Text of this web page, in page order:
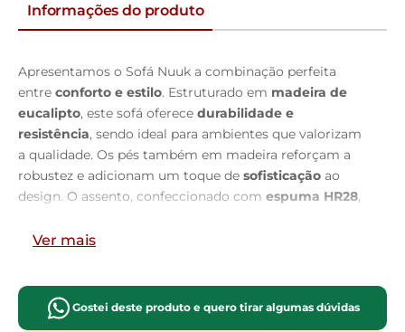
Informações do produto
Apresentamos o Sofá Nuuk a combinação perfeita
entre conforto e estilo. Estruturado em madeira de
eucalipto, este sofá oferece durabilidade e
resistência, sendo ideal para ambientes que valorizam
a qualidade. Os pés também em madeira reforçam a
robustez e adicionam um toque de sofisticação ao
design. O assento, confeccionado com espuma HR28,
Softproporciona um apoio
experiência de relaxamento
única. Com percintas
elásticas e molas Bonnel, o sofá assegura uma
Ver mais
Gostei deste produto e quero tirar algumas dúvidas